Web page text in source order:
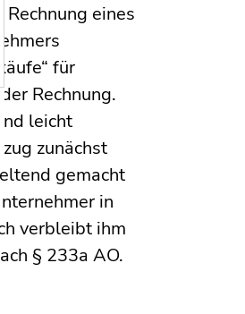
Rechnung eines
für
Rechnung.
leicht
zunächst
gemacht
in
verbleibt ihm
§ 233a AO.